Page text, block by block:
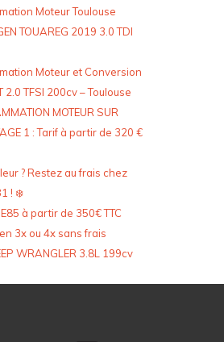
Moteur Toulouse
TOUAREG 2019 3.0 TDI
Moteur et Conversion
2.0 TFSI 200cv – Toulouse
MOTEUR SUR
1 : Tarif à partir de 320 €
? Restez au frais chez
! ❄️
à partir de 350€ TTC
3x ou 4x sans frais
WRANGLER 3.8L 199cv